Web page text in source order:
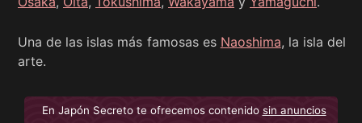
Una de las islas más famosas es Naoshima, la isla del
arte.
En Japón Secreto te ofrecemos contenido sin anuncios